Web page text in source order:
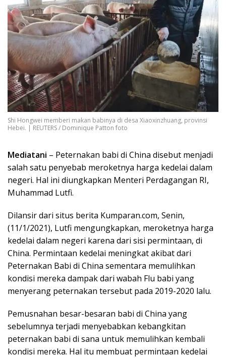
Shi Hongwei memberi makan babinya di desa Xiaoxinzhuang, provinsi
Hebei. | REUTERS / Dominique Patton foto
Mediatani – Peternakan babi di China disebut menjadi
salah satu penyebab meroketnya harga kedelai dalam
negeri. Hal ini diungkapkan Menteri Perdagangan RI,
Muhammad Lutfi.
Dilansir dari situs berita Kumparan.com, Senin,
(11/1/2021), Lutfi mengungkapkan, meroketnya harga
kedelai dalam negeri karena dari sisi permintaan, di
China. Permintaan kedelai meningkat akibat dari
Peternakan Babi di China sementara memulihkan
kondisi mereka dampak dari wabah Flu babi yang
menyerang peternakan tersebut pada 2019-2020 lalu.
Pemusnahan besar-besaran babi di China yang
sebelumnya terjadi menyebabkan kebangkitan
peternakan babi di sana untuk memulihkan kembali
kondisi mereka. Hal itu membuat permintaan kedelai